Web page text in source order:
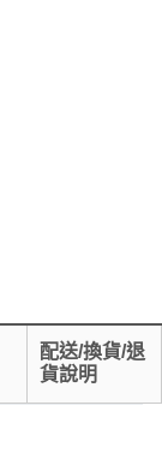
配送/換貨/退
貨說明